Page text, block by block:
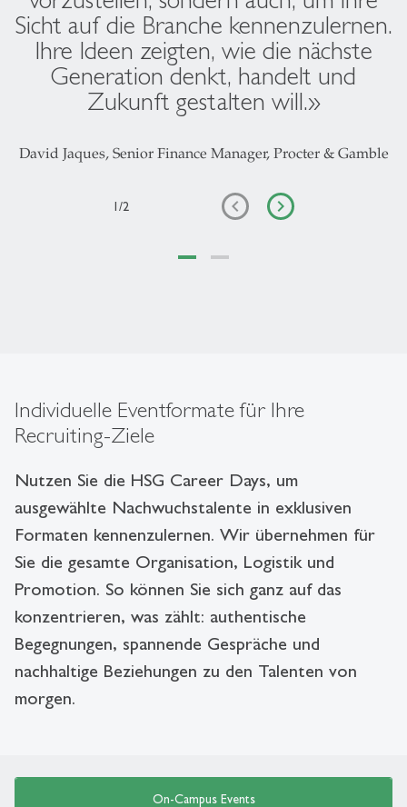
Sicht auf die Branche kennenzulernen.
Ihre Ideen zeigten, wie die nächste
Generation denkt, handelt und
Zukunft gestalten will.»
David Jaques, Senior Finance Manager, Procter & Gamble
1/2
Individuelle Eventformate für Ihre
Recruiting-Ziele
Nutzen Sie die HSG Career Days, um
ausgewählte Nachwuchstalente in exklusiven
Formaten kennenzulernen. Wir übernehmen für
Sie die gesamte Organisation, Logistik und
Promotion. So können Sie sich ganz auf das
konzentrieren, was zählt: authentische
Begegnungen, spannende Gespräche und
nachhaltige Beziehungen zu den Talenten von
morgen.
On-Campus Events